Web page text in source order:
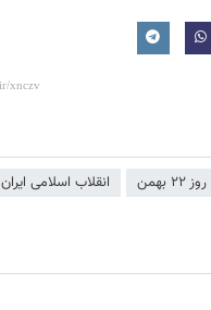
روز ۲۲ بهمن انقلاب اسلامی ایران